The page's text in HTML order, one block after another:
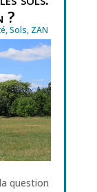
?
,Sols, ZAN
question